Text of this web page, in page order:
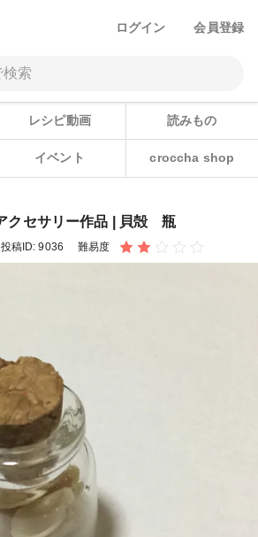
ログイン 会員登録
レシピ動画 読みもの
イベント croccha shop
クセサリー作品 | 貝殻 瓶
投稿ID:9036 難易度